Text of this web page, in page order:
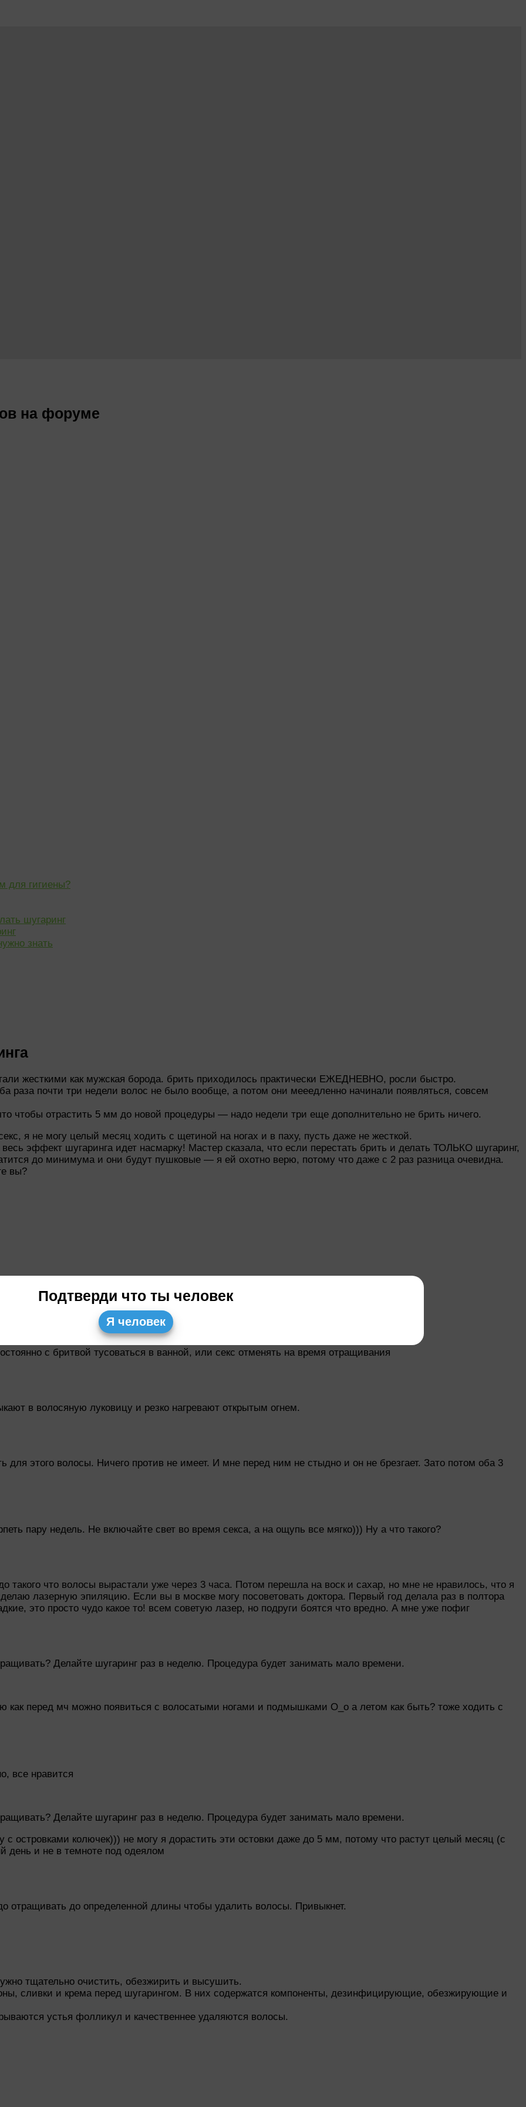
на форуме
для гигиены?
шугаринг
знать
жесткими как мужская борода. брить приходилось практически ЕЖЕДНЕВНО, росли быстро.
раза почти три недели волос не было вообще, а потом они мееедленно начинали появляться, совсем
чтобы отрастить 5 мм до новой процедуры — надо недели три еще дополнительно не брить ничего.
я не могу целый месяц ходить с щетиной на ногах и в паху, пусть даже не жесткой.
эффект шугаринга идет насмарку! Мастер сказала, что если перестать брить и делать ТОЛЬКО шугаринг,
до минимума и они будут пушковые — я ей охотно верю, потому что даже с 2 раз разница очевидна.
вы?
результатов.
с бритвой тусоваться в ванной, или секс отменять на время отращивания
в волосяную луковицу и резко нагревают открытым огнем.
этого волосы. Ничего против не имеет. И мне перед ним не стыдно и он не брезгает. Зато потом оба 3
пару недель. Не включайте свет во время секса, а на ощупь все мягко))) Ну а что такого?
такого что волосы вырастали уже через 3 часа. Потом перешла на воск и сахар, но мне не нравилось, что я
лазерную эпиляцию. Если вы в москве могу посоветовать доктора. Первый год делала раз в полтора
это просто чудо какое то! всем советую лазер, но подруги боятся что вредно. А мне уже пофиг
Делайте шугаринг раз в неделю. Процедура будет занимать мало времени.
как перед мч можно появиться с волосатыми ногами и подмышками О_о а летом как быть? тоже ходить с
все нравится
Делайте шугаринг раз в неделю. Процедура будет занимать мало времени.
островками колючек))) не могу я дорастить эти остовки даже до 5 мм, потому что растут целый месяц (с
день и не в темноте под одеялом
отращивать до определенной длины чтобы удалить волосы. Привыкнет.
тщательно очистить, обезжирить и высушить.
сливки и крема перед шугарингом. В них содержатся компоненты, дезинфицирующие, обезжирующие и
устья фолликул и качественнее удаляются волосы.
Подтверди что ты человек
Я человек